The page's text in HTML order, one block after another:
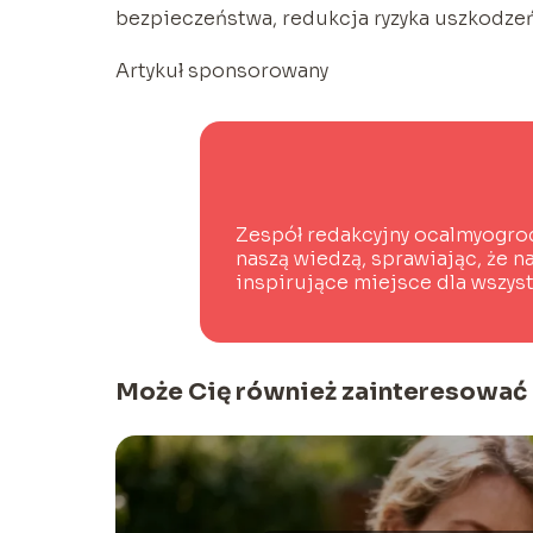
bezpieczeństwa, redukcja ryzyka
Artykuł sponsorowany
Zespół redakcyjny
naszą wiedzą, sprawiając, że
inspirujące miejsce dla
Może Cię również zainteresować